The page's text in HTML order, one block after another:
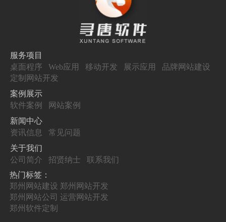
服务项目
桌面程序
Web应用 移动开发 展示应用
品牌网站建设
定制网站开发
案例展示
软件案例
网站案例
新闻中心
资讯信息
常见问题
关于我们
公司简介
招贤纳士
联系我们
热门标签：
郑州网站建设 郑州网站开发
郑州网站公司 运营网站开发
郑州软件定制